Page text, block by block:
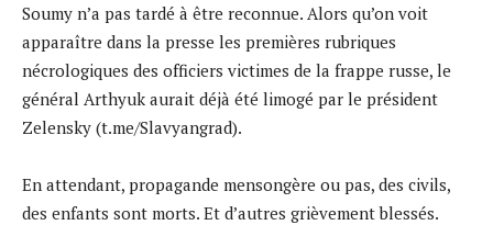
Soumy n’a pas tardé à être reconnue. Alors qu’on voit
apparaître dans la presse les premières rubriques
nécrologiques des officiers victimes de la frappe russe, le
général Arthyuk aurait déjà été limogé par le président
Zelensky (t.me/Slavyangrad).
En attendant, propagande mensongère ou pas, des civils,
des enfants sont morts. Et d’autres grièvement blessés.